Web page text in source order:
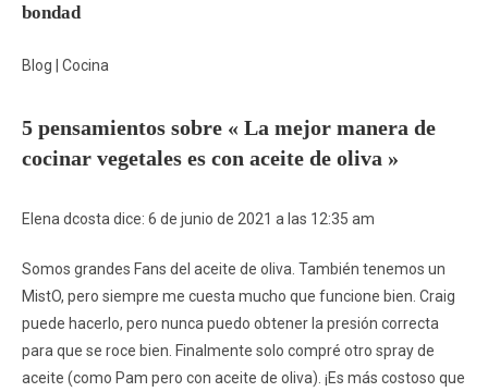
bondad
Blog | Cocina
5 pensamientos sobre « La mejor manera de
cocinar vegetales es con aceite de oliva »
Elena dcosta dice: 6 de junio de 2021 a las 12:35 am
Somos grandes Fans del aceite de oliva. También tenemos un
MistO, pero siempre me cuesta mucho que funcione bien. Craig
puede hacerlo, pero nunca puedo obtener la presión correcta
para que se roce bien. Finalmente solo compré otro spray de
aceite (como Pam pero con aceite de oliva). ¡Es más costoso que